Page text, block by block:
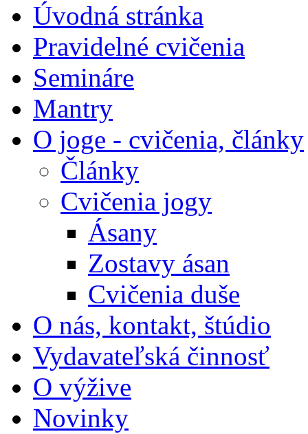
Úvodná stránka
Pravidelné cvičenia
Semináre
Mantry
O joge - cvičenia, články
Články
Cvičenia jogy
Ásany
Zostavy ásan
Cvičenia duše
O nás, kontakt, štúdio
Vydavateľská činnosť
O výžive
Novinky